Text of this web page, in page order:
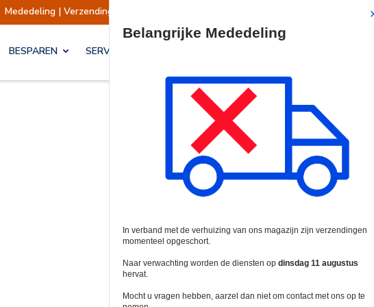
Mededeling | Verzendingen opgeschort Verzendingen
BESPAREN SERVICES & OPLOSSINGEN